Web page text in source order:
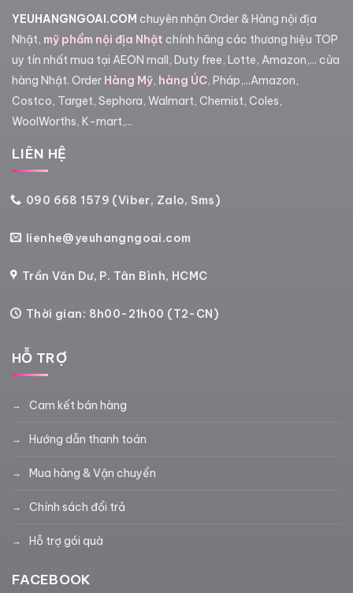
YEUHANGNGOAI.COM chuyên nhận Order & Hàng nội địa
Nhật, mỹ phẩm nội địa Nhật chính hãng các thương hiệu TOP
uy tín nhất mua tại AEON mall, Duty free, Lotte, Amazon,... cửa
hàng Nhật. Order Hàng Mỹ, hàng ÚC, Pháp,...Amazon,
Costco, Target, Sephora, Walmart, Chemist, Coles,
WoolWorths, K-mart,...
LIÊN HỆ
090 668 1579 (Viber, Zalo, Sms)
lienhe@yeuhangngoai.com
Trần Văn Dư, P. Tân Bình, HCMC
Thời gian: 8h00-21h00 (T2-CN)
HỖ TRỢ
Cam kết bán hàng
Hướng dẫn thanh toán
Mua hàng & Vận chuyển
Chính sách đổi trả
Hỗ trợ gói quà
FACEBOOK